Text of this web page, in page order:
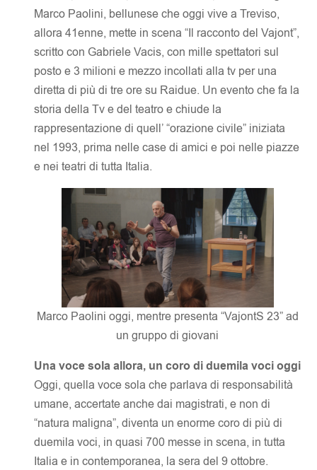
Marco Paolini, bellunese che oggi vive a Treviso,
allora 41enne, mette in scena “Il racconto del Vajont”,
scritto con Gabriele Vacis, con mille spettatori sul
posto e 3 milioni e mezzo incollati alla tv per una
diretta di più di tre ore su Raidue. Un evento che fa la
storia della Tv e del teatro e chiude la
rappresentazione di quell’ “orazione civile” iniziata
nel 1993, prima nelle case di amici e poi nelle piazze
e nei teatri di tutta Italia.
Marco Paolini oggi, mentre presenta “VajontS 23” ad
un gruppo di giovani
Una voce sola allora, un coro di duemila voci oggi
Oggi, quella voce sola che parlava di responsabilità
umane, accertate anche dai magistrati, e non di
“natura maligna”, diventa un enorme coro di più di
duemila voci, in quasi 700 messe in scena, in tutta
Italia e in contemporanea, la sera del 9 ottobre.